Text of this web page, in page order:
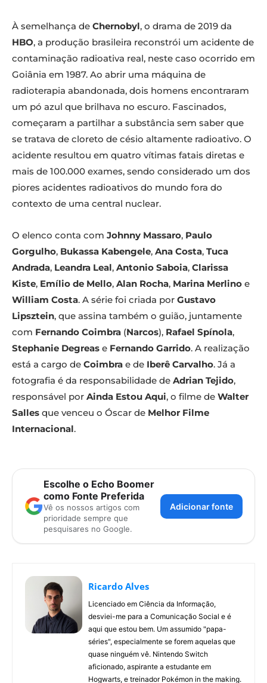
À semelhança de Chernobyl, o drama de 2019 da
HBO, a produção brasileira reconstrói um acidente de
contaminação radioativa real, neste caso ocorrido em
Goiânia em 1987. Ao abrir uma máquina de
radioterapia abandonada, dois homens encontraram
um pó azul que brilhava no escuro. Fascinados,
começaram a partilhar a substância sem saber que
se tratava de cloreto de césio altamente radioativo. O
acidente resultou em quatro vítimas fatais diretas e
mais de 100.000 exames, sendo considerado um dos
piores acidentes radioativos do mundo fora do
contexto de uma central nuclear.
O elenco conta com Johnny Massaro, Paulo
Gorgulho, Bukassa Kabengele, Ana Costa, Tuca
Andrada, Leandra Leal, Antonio Saboia, Clarissa
Kiste, Emílio de Mello, Alan Rocha, Marina Merlino e
William Costa. A série foi criada por Gustavo
Lipsztein, que assina também o guião, juntamente
com Fernando Coimbra (Narcos), Rafael Spínola,
Stephanie Degreas e Fernando Garrido. A realização
está a cargo de Coimbra e de Iberê Carvalho. Já a
fotografia é da responsabilidade de Adrian Tejido,
responsável por Ainda Estou Aqui, o filme de Walter
Salles que venceu o Óscar de Melhor Filme
Internacional.
Escolhe o Echo Boomer
como Fonte Preferida
Vê os nossos artigos com
prioridade sempre que
pesquisares no Google.
Adicionar fonte
Ricardo Alves
Licenciado em Ciência da Informação,
desviei-me para a Comunicação Social e é
aqui que estou bem. Um assumido "papa-
séries", especialmente se forem aquelas que
quase ninguém vê. Nintendo Switch
aficionado, aspirante a estudante em
Hogwarts, e treinador Pokémon in the making.